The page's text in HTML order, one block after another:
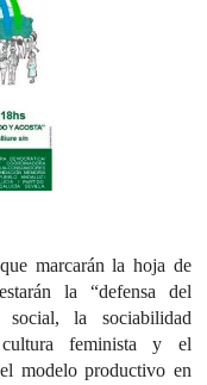
marcarán la hoja de
la “defensa del
la sociabilidad
feminista y el
modelo productivo en